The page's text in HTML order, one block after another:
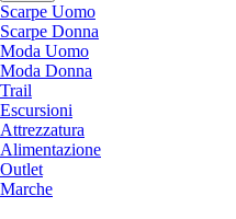
Scarpe Uomo
Scarpe Donna
Moda Uomo
Moda Donna
Trail
Escursioni
Attrezzatura
Alimentazione
Outlet
Marche